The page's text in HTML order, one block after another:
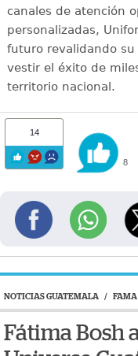
canales de atención
personalizadas,
futuro revalidando
vestir el éxito de
territorio nacional.
14
8
NOTICIAS GUATEMALA / FAMA
Fátima Bosh